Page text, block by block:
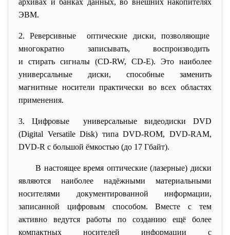
архивах и банках данных, во внешних накопителях
ЭВМ.
2. Реверсивные оптические диски, позволяющие
многократно записывать, воспроизводить
и стирать сигналы (CD-RW, CD-E). Это наиболее
универсальные диски, способные заменить
магнитные носители практически во всех областях
применения.
3. Цифровые универсальные видеодиски DVD
(Digital Versatile Disk) типа DVD-ROM, DVD-RAM,
DVD-R с большой ёмкостью (до 17 Гбайт).
В настоящее время оптические (лазерные) диски
являются наиболее надёжными материальными
носителями документированной информации,
записанной цифровым способом. Вместе с тем
активно ведутся работы по созданию ещё более
компактных носителей информации с